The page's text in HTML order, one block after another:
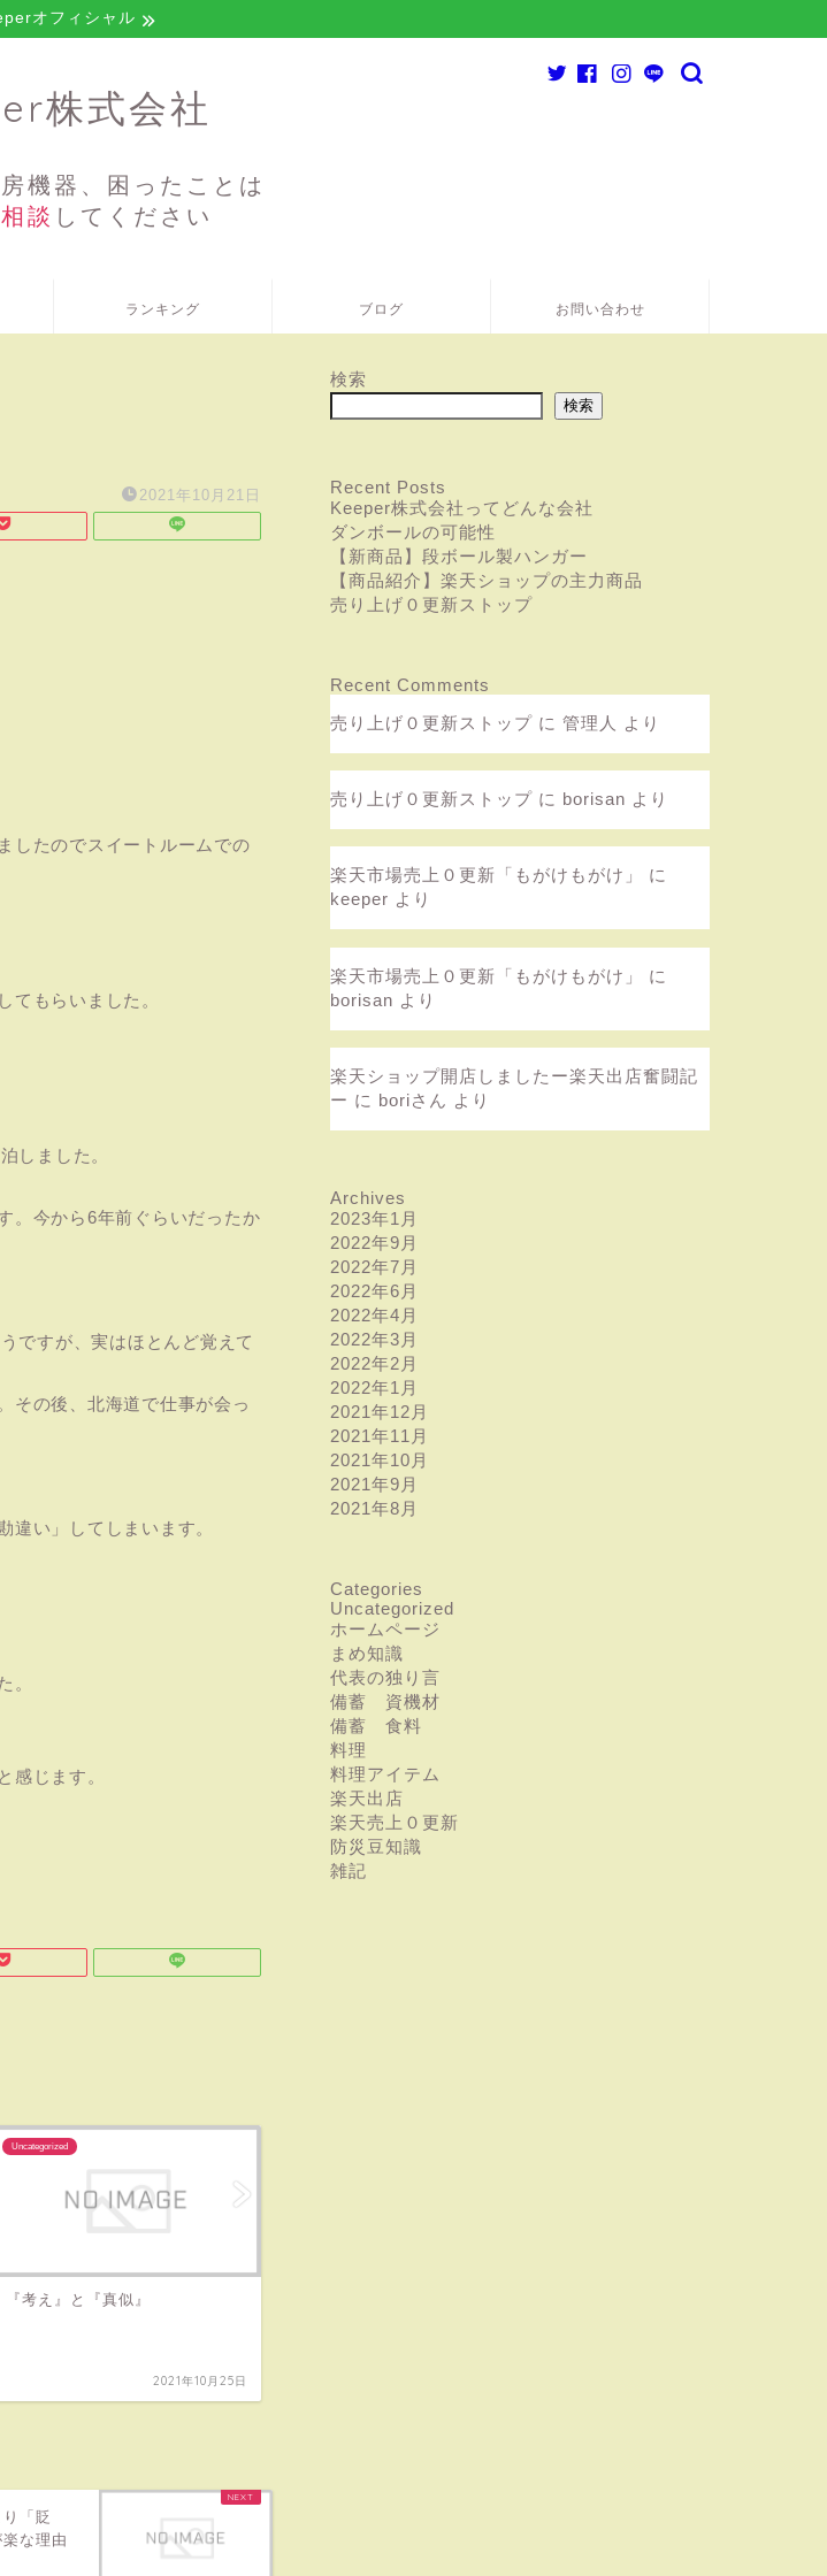
オフィシャル
株式会社
機器、困ったことは
相談 してください
ランキング ブログ お問い合わせ
2021年10月21日
したのでスイートルームでの
てもらいました。
しました。
。今から6年前ぐらいだったか
ですが、実はほとんど覚えて
その後、北海道で仕事が会っ
い」してしまいます。
。
感じます。
Uncategorized
『考え』と『真似』
2021年10月25日
「貶
な理由
検索
検索
Recent Posts
Keeper株式会社ってどんな会社
ダンボールの可能性
【新商品】段ボール製ハンガー
【商品紹介】楽天ショップの主力商品
売り上げ０更新ストップ
Recent Comments
売り上げ０更新ストップに 管理人 より
売り上げ０更新ストップに borisan より
楽天市場売上０更新「もがけもがけ」
に
keeper より
楽天市場売上０更新「もがけもがけ」
に
borisan より
楽天ショップ開店しましたー楽天出店奮闘記
ー に boriさん より
Archives
2023年1月
2022年9月
2022年7月
2022年6月
2022年4月
2022年3月
2022年2月
2022年1月
2021年12月
2021年11月
2021年10月
2021年9月
2021年8月
Categories
Uncategorized
ホームページ
まめ知識
代表の独り言
備蓄 資機材
備蓄 食料
料理
料理アイテム
楽天出店
楽天売上０更新
防災豆知識
雑記